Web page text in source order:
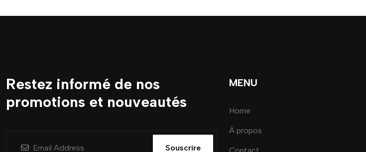
Restez informé de nos
promotions et nouveautés
Souscrire
MENU
Home
À propos